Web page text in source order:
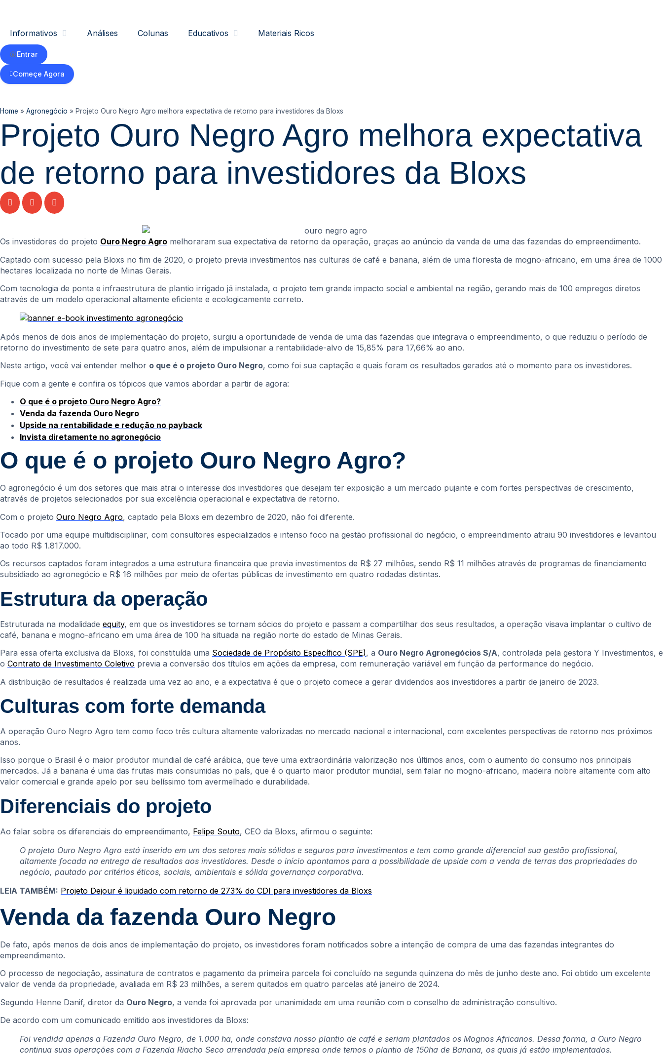
Informativos Análises Colunas Educativos Materiais Ricos
Entrar
Começe Agora
Home » Agronegócio » Projeto Ouro Negro Agro melhora expectativa de retorno para investidores da Bloxs
Projeto Ouro Negro Agro melhora expectativa
de retorno para investidores da Bloxs
Os investidores do projeto Ouro Negro Agro melhoraram sua expectativa de retorno da operação, graças ao anúncio da venda de uma das fazendas do empreendimento.
Captado com sucesso pela Bloxs no fim de 2020, o projeto previa investimentos nas culturas de café e banana, além de uma floresta de mogno-africano, em uma área de 1000
hectares localizada no norte de Minas Gerais.
Com tecnologia de ponta e infraestrutura de plantio irrigado já instalada, o projeto tem grande impacto social e ambiental na região, gerando mais de 100 empregos diretos
através de um modelo operacional altamente eficiente e ecologicamente correto.
Após menos de dois anos de implementação do projeto, surgiu a oportunidade de venda de uma das fazendas que integrava o empreendimento, o que reduziu o período de
retorno do investimento de sete para quatro anos, além de impulsionar a rentabilidade-alvo de 15,85% para 17,66% ao ano.
Neste artigo, você vai entender melhor o que é o projeto Ouro Negro, como foi sua captação e quais foram os resultados gerados até o momento para os investidores.
Fique com a gente e confira os tópicos que vamos abordar a partir de agora:
O que é o projeto Ouro Negro Agro?
Venda da fazenda Ouro Negro
Upside na rentabilidade e redução no payback
Invista diretamente no agronegócio
O que é o projeto Ouro Negro Agro?
O agronegócio é um dos setores que mais atrai o interesse dos investidores que desejam ter exposição a um mercado pujante e com fortes perspectivas de crescimento,
através de projetos selecionados por sua excelência operacional e expectativa de retorno.
Com o projeto Ouro Negro Agro, captado pela Bloxs em dezembro de 2020, não foi diferente.
Tocado por uma equipe multidisciplinar, com consultores especializados e intenso foco na gestão profissional do negócio, o empreendimento atraiu 90 investidores e levantou
ao todo R$ 1.817.000.
Os recursos captados foram integrados a uma estrutura financeira que previa investimentos de R$ 27 milhões, sendo R$ 11 milhões através de programas de financiamento
subsidiado ao agronegócio e R$ 16 milhões por meio de ofertas públicas de investimento em quatro rodadas distintas.
Estrutura da operação
Estruturada na modalidade equity, em que os investidores se tornam sócios do projeto e passam a compartilhar dos seus resultados, a operação visava implantar o cultivo de
café, banana e mogno-africano em uma área de 100 ha situada na região norte do estado de Minas Gerais.
Para essa oferta exclusiva da Bloxs, foi constituída uma Sociedade de Propósito Específico (SPE), a Ouro Negro Agronegócios S/A, controlada pela gestora Y Investimentos, e
o Contrato de Investimento Coletivo previa a conversão dos títulos em ações da empresa, com remuneração variável em função da performance do negócio.
A distribuição de resultados é realizada uma vez ao ano, e a expectativa é que o projeto comece a gerar dividendos aos investidores a partir de janeiro de 2023.
Culturas com forte demanda
A operação Ouro Negro Agro tem como foco três cultura altamente valorizadas no mercado nacional e internacional, com excelentes perspectivas de retorno nos próximos
anos.
Isso porque o Brasil é o maior produtor mundial de café arábica, que teve uma extraordinária valorização nos últimos anos, com o aumento do consumo nos principais
mercados. Já a banana é uma das frutas mais consumidas no país, que é o quarto maior produtor mundial, sem falar no mogno-africano, madeira nobre altamente com alto
valor comercial e grande apelo por seu belíssimo tom avermelhado e durabilidade.
Diferenciais do projeto
Ao falar sobre os diferenciais do empreendimento, Felipe Souto, CEO da Bloxs, afirmou o seguinte:
O projeto Ouro Negro Agro está inserido em um dos setores mais sólidos e seguros para investimentos e tem como grande diferencial sua gestão profissional,
altamente focada na entrega de resultados aos investidores. Desde o início apontamos para a possibilidade de upside com a venda de terras das propriedades do
negócio, pautado por critérios éticos, sociais, ambientais e sólida governança corporativa.
LEIA TAMBÉM: Projeto Dejour é liquidado com retorno de 273% do CDI para investidores da Bloxs
Venda da fazenda Ouro Negro
De fato, após menos de dois anos de implementação do projeto, os investidores foram notificados sobre a intenção de compra de uma das fazendas integrantes do
empreendimento.
O processo de negociação, assinatura de contratos e pagamento da primeira parcela foi concluído na segunda quinzena do mês de junho deste ano. Foi obtido um excelente
valor de venda da propriedade, avaliada em R$ 23 milhões, a serem quitados em quatro parcelas até janeiro de 2024.
Segundo Henne Danif, diretor da Ouro Negro, a venda foi aprovada por unanimidade em uma reunião com o conselho de administração consultivo.
De acordo com um comunicado emitido aos investidores da Bloxs:
Foi vendida apenas a Fazenda Ouro Negro, de 1.000 ha, onde constava nosso plantio de café e seriam plantados os Mognos Africanos. Dessa forma, a Ouro Negro
continua suas operações com a Fazenda Riacho Seco arrendada pela empresa onde temos o plantio de 150ha de Banana, os quais já estão implementados.